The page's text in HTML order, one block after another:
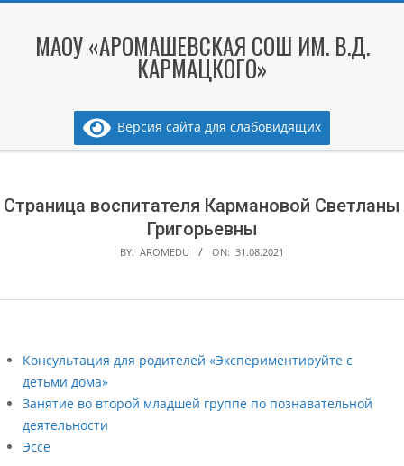
contentМАОУ «АРОМАШЕВСКАЯ СОШ ИМ. В.Д.
КАРМАЦКОГО»
Версия сайта для слабовидящих
Menu
Страница воспитателя Кармановой Светланы
Григорьевны
BY: AROMEDU ON: 31.08.2021
Консультация для родителей «Экспериментируйте с
детьми дома»
Занятие во второй младшей группе по познавательной
деятельности
Эссе